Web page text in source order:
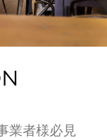
業者様必見